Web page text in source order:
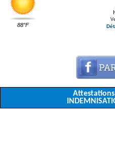
88°F
Attestations